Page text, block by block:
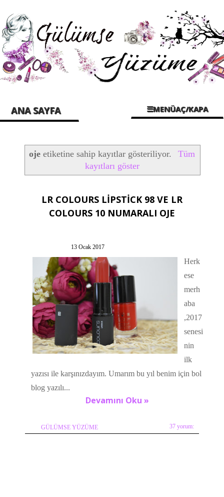
ANA SAYFA ☰MENÜAÇ/KAPA
oje etiketine sahip kayıtlar gösteriliyor.
Tüm
kayıtları göster
LR COLOURS LİPSTİCK 98 VE LR
COLOURS 10 NUMARALI OJE
13 Ocak 2017
Herk
ese
merh
aba
,2017
senesi
nin
ilk
yazısı ile karşınızdayım. Umarım bu yıl benim için bol
blog yazılı...
Devamını Oku »
GÜLÜMSE YÜZÜME 37 yorum: